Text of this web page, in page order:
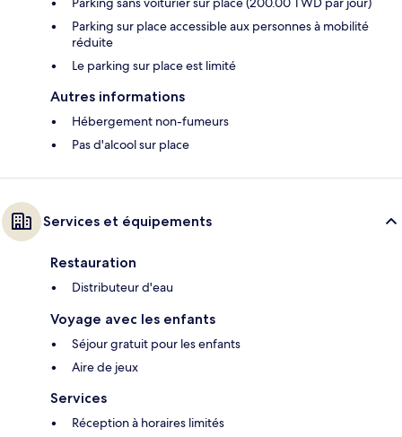
Parking sur place accessible aux personnes à mobilité
réduite
Le parking sur place est limité
Autres informations
Hébergement non-fumeurs
Pas d'alcool sur place
Services et équipements
Restauration
Distributeur d'eau
Voyage avec les enfants
Séjour gratuit pour les enfants
Aire de jeux
Services
Réception à horaires limités